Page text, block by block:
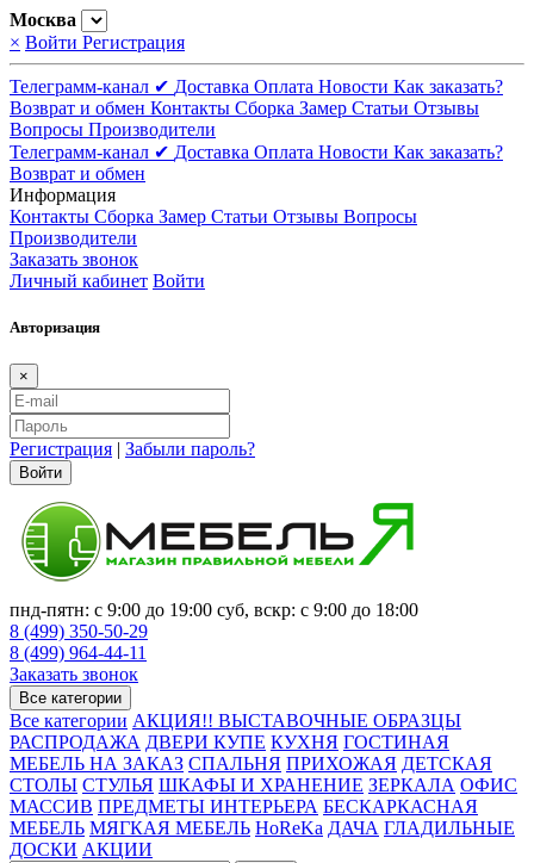
Москва
× Войти Регистрация
Телеграмм-канал ✔ Доставка Оплата Новости Как заказать?
Возврат и обмен Контакты Сборка Замер Статьи Отзывы
Вопросы Производители
Телеграмм-канал ✔ Доставка Оплата Новости Как заказать?
Возврат и обмен
Информация
Контакты Сборка Замер Статьи Отзывы Вопросы
Производители
Заказать звонок
Личный кабинет Войти
Авторизация
×
Регистрация | Забыли пароль?
Войти
пнд-пятн: с 9:00 до 19:00 суб, вскр: с 9:00 до 18:00
8 (499) 350-50-29
8 (499) 964-44-11
Заказать звонок
Все категории
Все категории АКЦИЯ!! ВЫСТАВОЧНЫЕ ОБРАЗЦЫ
РАСПРОДАЖА ДВЕРИ КУПЕ КУХНЯ ГОСТИНАЯ
МЕБЕЛЬ НА ЗАКАЗ СПАЛЬНЯ ПРИХОЖАЯ ДЕТСКАЯ
СТОЛЫ СТУЛЬЯ ШКАФЫ И ХРАНЕНИЕ ЗЕРКАЛА ОФИС
МАССИВ ПРЕДМЕТЫ ИНТЕРЬЕРА БЕСКАРКАСНАЯ
МЕБЕЛЬ МЯГКАЯ МЕБЕЛЬ HoReKa ДАЧА ГЛАДИЛЬНЫЕ
ДОСКИ АКЦИИ